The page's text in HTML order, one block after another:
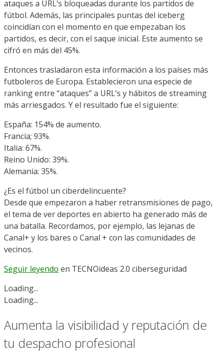
ataques a URL’s bloqueadas durante los partidos de
fútbol. Además, las principales puntas del iceberg
coincidían con el momento en que empezaban los
partidos, es decir, con el saque inicial. Este aumento se
cifró en más del 45%.
Entonces trasladaron esta información a los países más
futboleros de Europa. Establecieron una especie de
ranking entre “ataques” a URL’s y hábitos de streaming
más arriesgados. Y el resultado fue el siguiente:
España: 154% de aumento.
Francia; 93%.
Italia: 67%.
Reino Unido: 39%.
Alemania: 35%.
¿Es el fútbol un ciberdelincuente?
Desde que empezaron a haber retransmisiones de pago,
el tema de ver deportes en abierto ha generado más de
una batalla. Recordamos, por ejemplo, las lejanas de
Canal+ y los bares o Canal + con las comunidades de
vecinos.
Seguir leyendo en TECNOideas 2.0 ciberseguridad
Loading...
Loading...
Aumenta la visibilidad y reputación de
tu despacho profesional